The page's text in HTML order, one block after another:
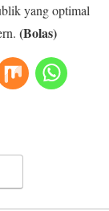
yang optimal
(Bolas)